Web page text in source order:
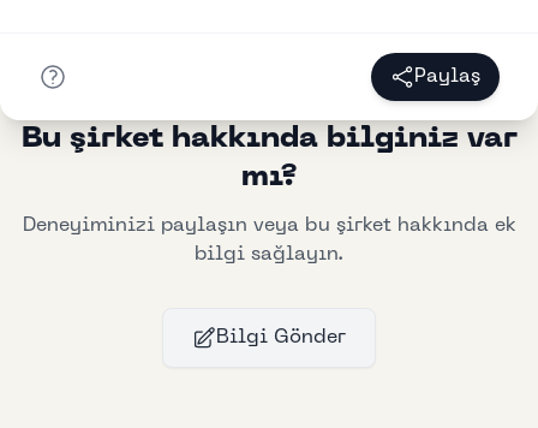
Paylaş
Bu şirket hakkında bilginiz var
mı?
Deneyiminizi paylaşın veya bu şirket hakkında ek
bilgi sağlayın.
Bilgi Gönder